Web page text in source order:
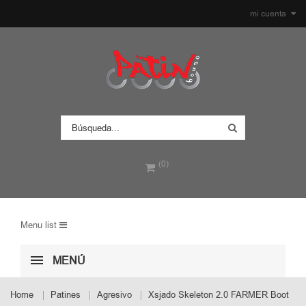
mi cuenta
(0)
Menu list
MENÚ
Home Patines Agresivo Xsjado Skeleton 2.0 FARMER Boot